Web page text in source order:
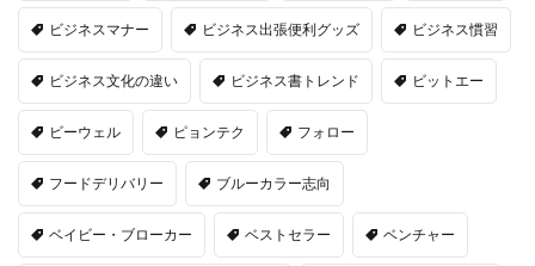
ビジネスマナー ビジネス出張便利グッズ ビジネス慣習
ビジネス文化の違い ビジネス書トレンド ビットエー
ビーウェル ピョンテク フォロー
フードデリバリー ブルーカラー志向
ベイビー・ブローカー ベストセラー ベンチャー